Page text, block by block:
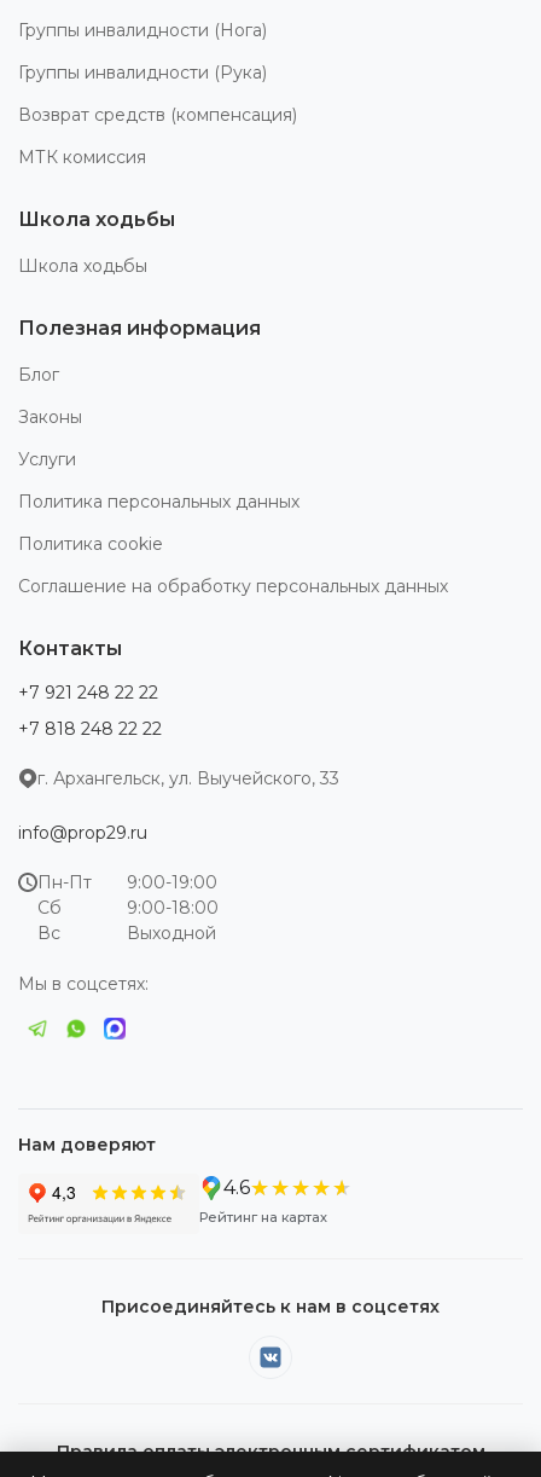
Группы инвалидности (Нога)
Группы инвалидности (Рука)
Возврат средств (компенсация)
МТК комиссия
Школа ходьбы
Школа ходьбы
Полезная информация
Блог
Законы
Услуги
Политика персональных данных
Политика cookie
Соглашение на обработку персональных данных
Контакты
+7 921 248 22 22
+7 818 248 22 22
г. Архангельск, ул. Выучейского, 33
info@prop29.ru
Пн-Пт
9:00-19:00
Сб
9:00-18:00
Вс
Выходной
Мы в соцсетях:
Нам доверяют
4.6★★★★★
★★★★★
Рейтинг на картах
Присоединяйтесь к нам в соцсетях
Правила оплаты электронным сертификатом